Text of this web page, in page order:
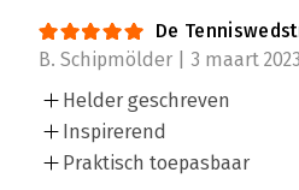
De
B. Schipmölder | 3 maart 2023
Helder geschreven
Inspirerend
Praktisch toepasbaar